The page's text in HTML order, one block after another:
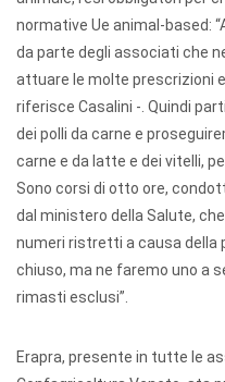
normative Ue animal-based:
da parte degli associati che
attuare le molte prescrizioni
riferisce Casalini -. Quindi
dei polli da carne e
carne e da latte e dei vitelli,
Sono corsi di otto ore,
dal ministero della Salute,
numeri ristretti a causa della
chiuso, ma ne faremo uno a
rimasti esclusi”.
Erapra, presente in tutte le